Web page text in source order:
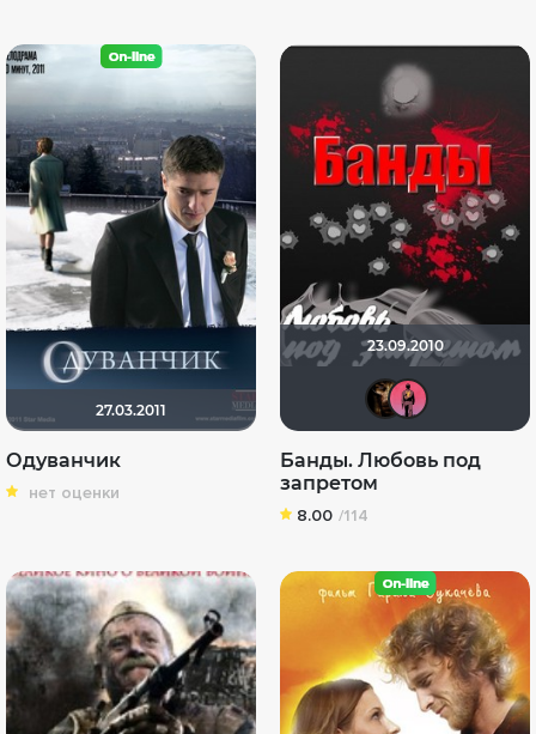
27.03.2011
Одуванчик
нет оценки
23.09.2010
Банды. Любовь под
запретом
8.00 /114